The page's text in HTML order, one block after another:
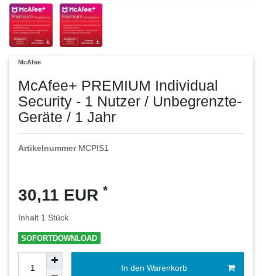
McAfee
McAfee+ PREMIUM Individual
Security - 1 Nutzer / Unbegrenzte-
Geräte / 1 Jahr
Artikelnummer MCPIS1
30,11 EUR *
Inhalt 1 Stück
SOFORTDOWNLOAD
In den Warenkorb